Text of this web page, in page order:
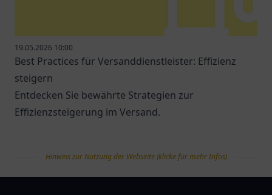
19.05.2026 10:00
Best Practices für Versanddienstleister: Effizienz
steigern
Entdecken Sie bewährte Strategien zur
Effizienzsteigerung im Versand.
Hinweis zur Nutzung der Webseite (klicke für mehr Infos)